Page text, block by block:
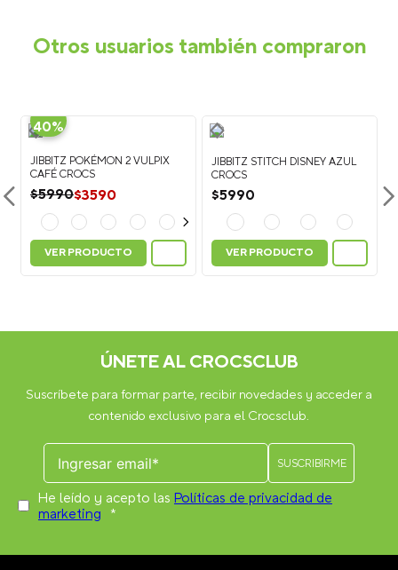
Otros usuarios también compraron
-
40%
JIBBITZ POKÉMON 2 VULPIX
CAFÉ CROCS
$5990$3590
VER PRODUCTO
JIBBITZ STITCH DISNEY AZUL
CROCS
$5990
VER PRODUCTO
ÚNETE AL CROCSCLUB
Suscríbete para formar parte, recibir novedades y acceder a
contenido exclusivo para el Crocsclub.
He leído y acepto las Políticas de privacidad de
marketing *